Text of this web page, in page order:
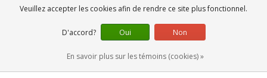
Veuillez accepter les cookies afin de rendre ce site plus fonctionnel.
D'accord? Oui Non
En savoir plus sur les témoins (cookies) »